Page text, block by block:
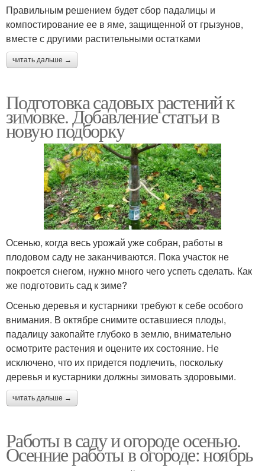
Правильным решением будет сбор падалицы и
компостирование ее в яме, защищенной от грызунов,
вместе с другими растительными остатками
читать дальше →
Подготовка садовых растений к
зимовке. Добавление статьи в
новую подборку
Осенью, когда весь урожай уже собран, работы в
плодовом саду не заканчиваются. Пока участок не
покроется снегом, нужно много чего успеть сделать. Как
же подготовить сад к зиме?
Осенью деревья и кустарники требуют к себе особого
внимания. В октябре снимите оставшиеся плоды,
падалицу закопайте глубоко в землю, внимательно
осмотрите растения и оцените их состояние. Не
исключено, что их придется подлечить, поскольку
деревья и кустарники должны зимовать здоровыми.
читать дальше →
Работы в саду и огороде осенью.
Осенние работы в огороде: ноябрь